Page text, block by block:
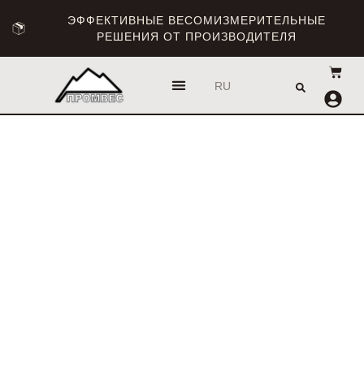
ЭФФЕКТИВНЫЕ ВЕСОМИЗМЕРИТЕЛЬНЫЕ
РЕШЕНИЯ ОТ ПРОИЗВОДИТЕЛЯ
RU
EN